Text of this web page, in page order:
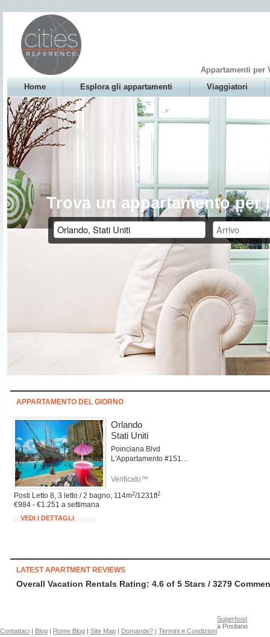
Appartamenti per
Home
Esplora gli appartamenti Viaggiatori
Trova un appartamento per
APPARTAMENTO DEL GIORNO
Orlando
Stati Uniti
Poinciana Blvd
L'Appartamento #151Orlando
Verificato™
Posti Letto 8, 3 letto / 2 bagno, 114m2/1231ft2
€984 - €1.251 a settimana
VEDI I DETTAGLI
LATEST APARTMENT REVIEWS
Overall Vacation Rentals Rating: 4.6 of 5 Stars / 3279
Contattaci | Blog | Rome Blog | Site Map | Domande? | Termini e Condizioni
Superhost
a Positano